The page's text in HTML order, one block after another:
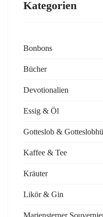
Kategorien
Bonbons
Bücher
Devotionalien
Essig & Öl
Gotteslob &
Kaffee & Tee
Kräuter
Likör & Gin